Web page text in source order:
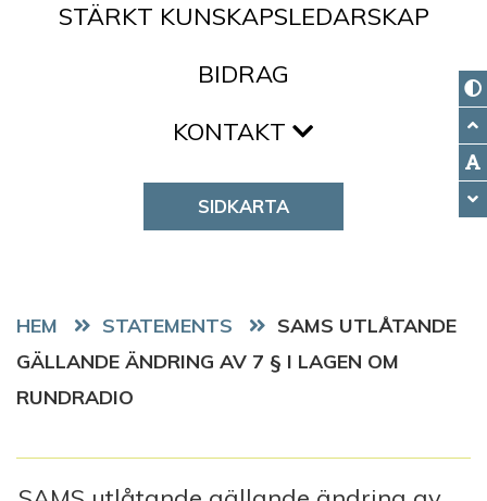
STÄRKT KUNSKAPSLEDARSKAP
BIDRAG
KONTAKT
SIDKARTA
HEM STATEMENTS
SAMS UTLÅTANDE
GÄLLANDE ÄNDRING AV 7 § I LAGEN OM
RUNDRADIO